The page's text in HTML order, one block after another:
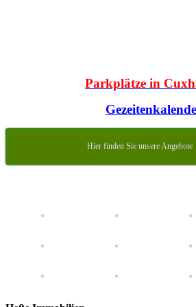
Parkplätze in
Hier finden Sie unsere Angebote